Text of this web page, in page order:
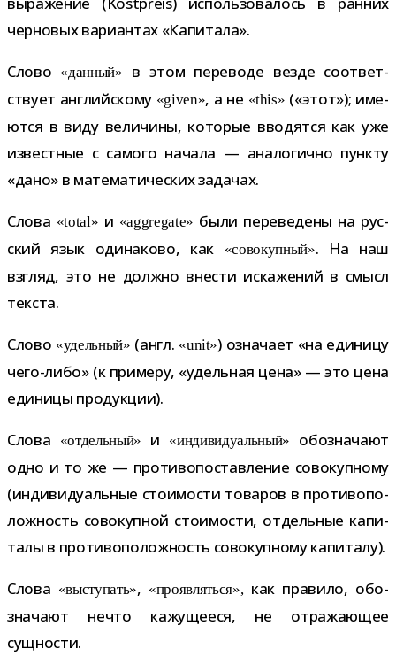
чер­но­вых вари­ан­тах «Капитала».
Слово «дан­ный»
в этом пере­воде везде соот­вет­
ствует англий­скому «given», а не «this» («этот»); име­
ются в виду вели­чины, кото­рые вво­дятся как уже
извест­ные с самого начала — ана­ло­гично пункту
«дано» в мате­ма­ти­че­ских задачах.
Слова «total» и «aggregate» были пере­ве­дены на рус­
ский язык оди­на­ково, как
«сово­куп­ный». На наш
взгляд, это не должно вне­сти иска­же­ний в смысл
текста.
Слово «удель­ный» (англ. «unit») озна­чает «на еди­ницу
чего-​либо» (к при­меру, «удель­ная цена» — это цена
еди­ницы продукции).
Слова «отдель­ный» и «инди­ви­ду­аль­ный»
обо­зна­чают
одно и то же — про­ти­во­по­став­ле­ние сово­куп­ному
(инди­ви­ду­аль­ные сто­и­мо­сти това­ров в про­ти­во­по­
лож­ность сово­куп­ной сто­и­мо­сти, отдель­ные капи­
талы в про­ти­во­по­лож­ность сово­куп­ному капиталу).
Слова «высту­пать», «про­яв­ляться»,как пра­вило, обо­
зна­чают нечто кажу­ще­еся, не отра­жа­ю­щее
сущности.